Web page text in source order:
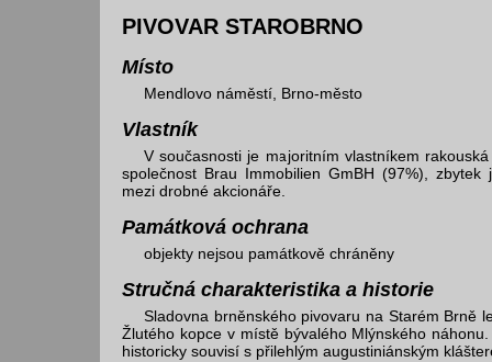
PIVOVAR STAROBRNO
Místo
Mendlovo náměstí, Brno-město
Vlastník
V současnosti je majoritním vlastníkem
společnost Brau Immobilien GmBH (97%), zbytek
mezi drobné akcionáře.
Památková ochrana
objekty nejsou památkově chráněny
Stručná charakteristika a historie
Sladovna brněnského pivovaru na Starém Brně
Žlutého kopce v místě bývalého Mlýnského
historicky souvisí s přilehlým augustiniánským